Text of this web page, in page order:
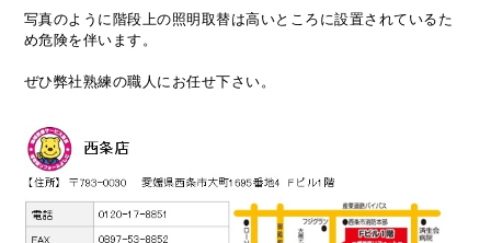
写真のように階段上の照明取替は高いところに設置されているた
め危険を伴います。
ぜひ弊社熟練の職人にお任せ下さい。